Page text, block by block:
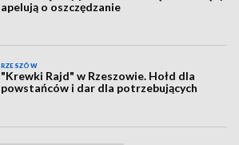
apelują o oszczędzanie
RZESZÓW
"Krewki Rajd" w Rzeszowie. Hołd dla
powstańców i dar dla potrzebujących